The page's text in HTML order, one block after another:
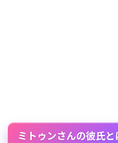
ミトゥンさんの彼氏と